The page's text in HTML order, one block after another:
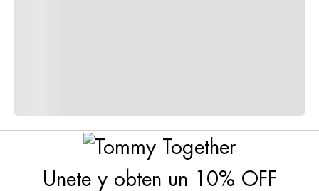
Unete y obten un 10% OFF